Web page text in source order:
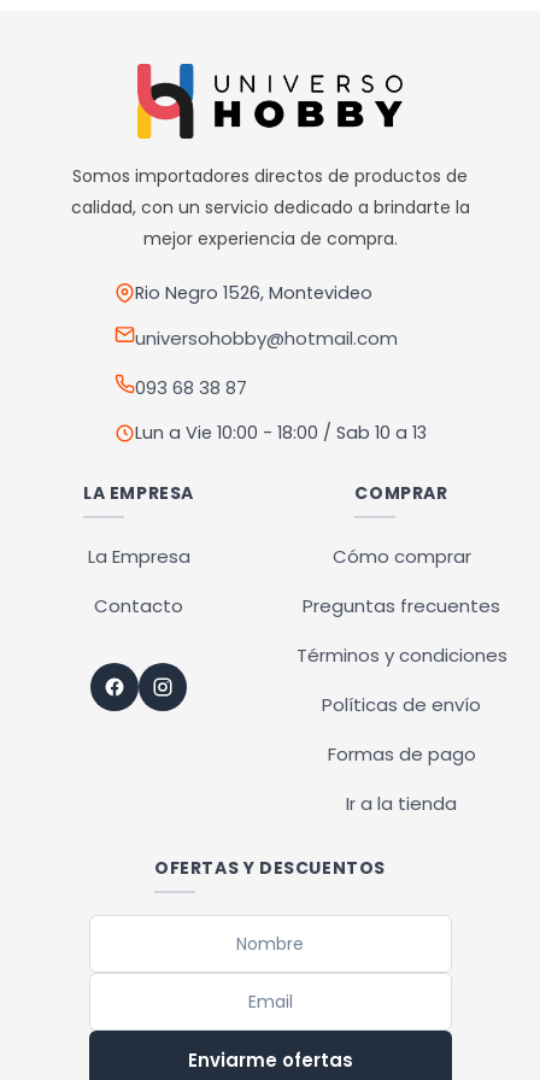
Somos importadores directos de productos de
calidad, con un servicio dedicado a brindarte la
mejor experiencia de compra.
Rio Negro 1526, Montevideo
universohobby@hotmail.com
093 68 38 87
Lun a Vie 10:00 - 18:00 / Sab 10 a 13
LA EMPRESA
La Empresa
Contacto
COMPRAR
Cómo comprar
Preguntas frecuentes
Términos y condiciones
Políticas de envío
Formas de pago
Ir a la tienda
OFERTAS Y DESCUENTOS
Enviarme ofertas